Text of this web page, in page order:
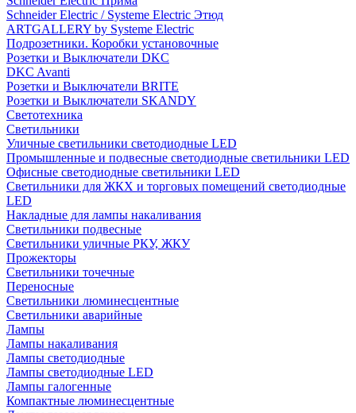
Schneider Electric / Systeme Electric Этюд
ARTGALLERY by Systeme Electric
Подрозетники. Коробки установочные
Розетки и Выключатели DKC
DKC Avanti
Розетки и Выключатели BRITE
Розетки и Выключатели SKANDY
Светотехника
Светильники
Уличные светильники светодиодные LED
Промышленные и подвесные светодиодные светильники LED
Офисные светодиодные светильники LED
Светильники для ЖКХ и торговых помещений светодиодные
LED
Накладные для лампы накаливания
Светильники подвесные
Светильники уличные РКУ, ЖКУ
Прожекторы
Cветильники точечные
Переносные
Светильники люминесцентные
Светильники аварийные
Лампы
Лампы накаливания
Лампы светодиодные
Лампы светодиодные LED
Лампы галогенные
Компактные люминесцентные